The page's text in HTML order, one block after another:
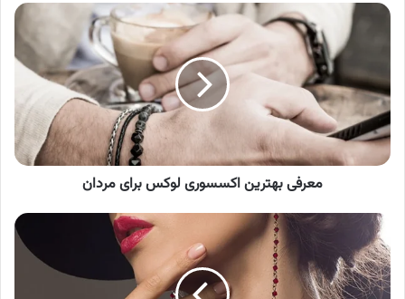
معرفی
اکسسوری
برای
مردان
معرفی بهترین اکسسوری لوکس برای مردان
قوانین
ست
کردن
جواهر